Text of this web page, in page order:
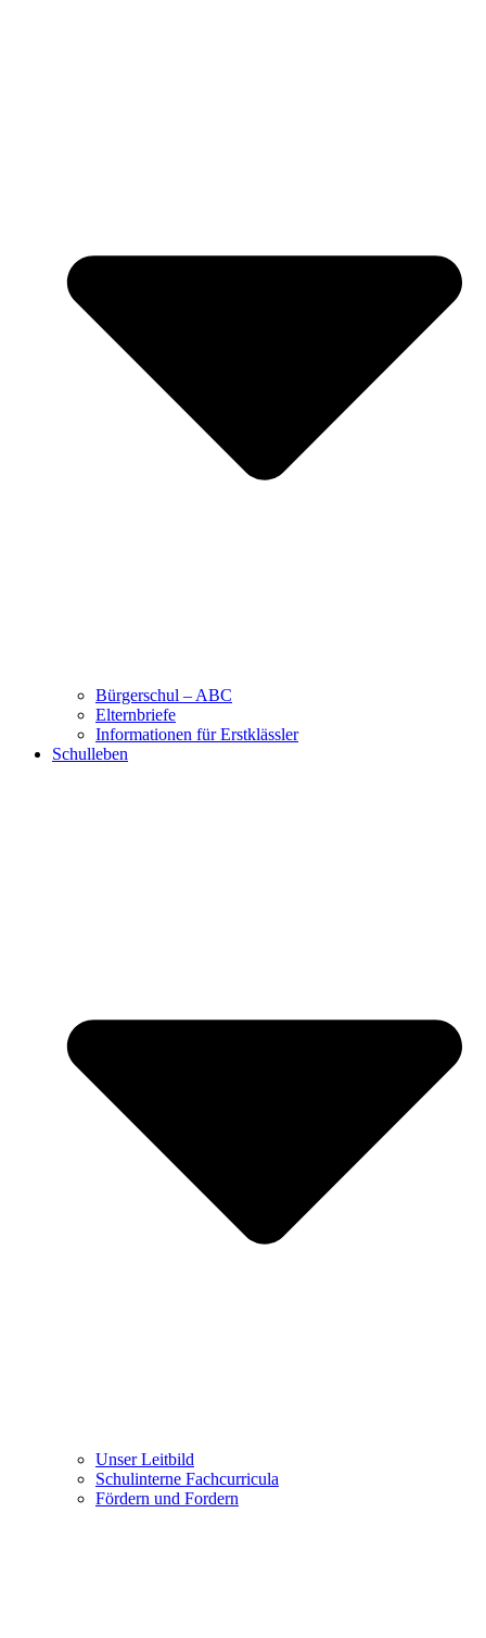
Bürgerschul – ABC
Elternbriefe
Informationen für Erstklässler
Schulleben
Unser Leitbild
Schulinterne Fachcurricula
Fördern und Fordern